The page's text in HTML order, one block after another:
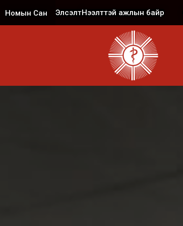
Номын Сан ЭлсэлтНээлттэй ажлын байр